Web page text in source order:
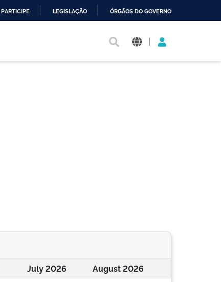
PARTICIPE LEGISLAÇÃO ÓRGÃOS DO GOVERNO
|
July 2026
August 2026